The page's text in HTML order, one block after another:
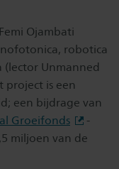
Ojambati
robotica
(lector Unmanned
project is een
een bijdrage van
Groeifonds
-
miljoen van de